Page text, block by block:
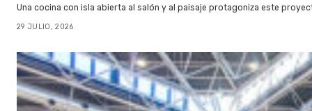
Una cocina con isla abierta al salón y al paisaje protagoniza este
29 JULIO, 2026